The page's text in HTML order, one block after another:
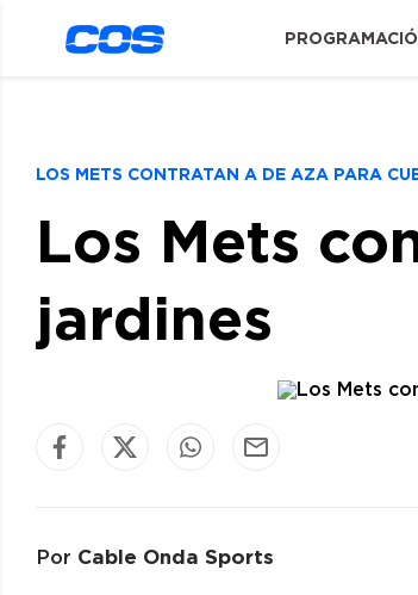
LOS METS CONTRATAN A DE AZA PARA
Los Mets
jardines
Por Cable Onda Sports